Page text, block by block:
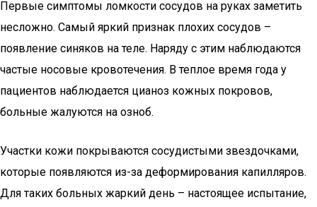
Первые симптомы ломкости сосудов на руках заметить
несложно. Самый яркий признак плохих сосудов –
появление синяков на теле. Наряду с этим наблюдаются
частые носовые кровотечения. В теплое время года у
пациентов наблюдается цианоз кожных покровов,
больные жалуются на озноб.
Участки кожи покрываются сосудистыми звездочками,
которые появляются из-за деформирования капилляров.
Для таких больных жаркий день – настоящее испытание,